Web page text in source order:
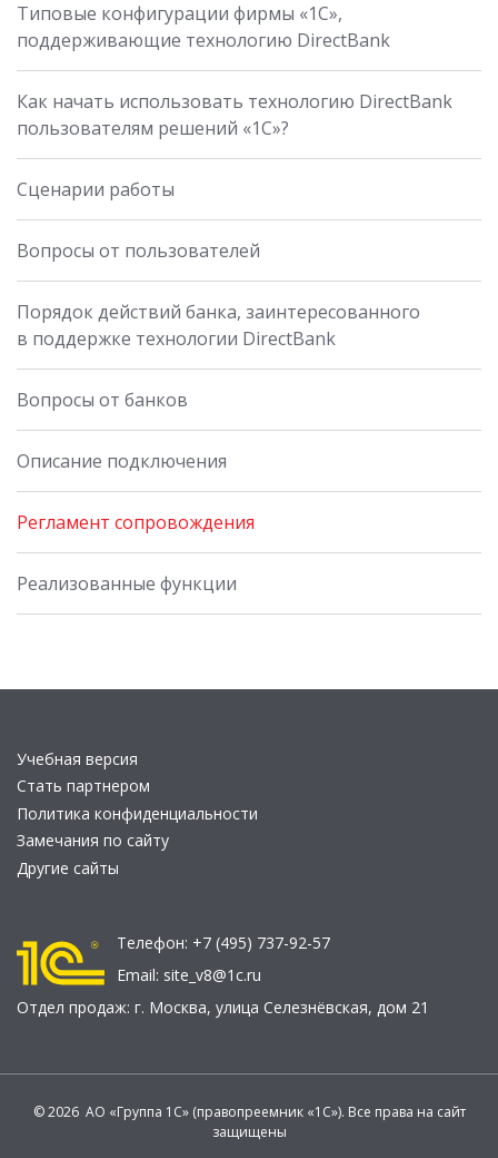
Типовые конфигурации фирмы «1С»,
поддерживающие технологию DirectBank
Как начать использовать технологию DirectBank
пользователям решений «1С»?
Сценарии работы
Вопросы от пользователей
Порядок действий банка, заинтересованного
в поддержке технологии DirectBank
Вопросы от банков
Описание подключения
Регламент сопровождения
Реализованные функции
Учебная версия
Стать партнером
Политика конфиденциальности
Замечания по сайту
Другие сайты
Телефон: +7 (495) 737-92-57
Email: site_v8@1c.ru
Отдел продаж: г. Москва, улица Селезнёвская, дом 21
© 2026 АО «Группа 1С» (правопреемник «1С»). Все права на сайт
защищены